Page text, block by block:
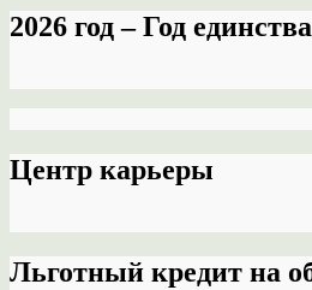
2026 год – Год
Центр карьеры
Льготный кредит на